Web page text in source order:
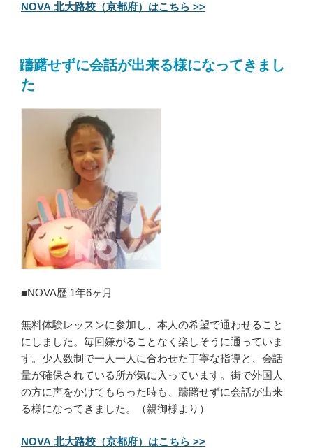
NOVA 北大路校（京都府）はこちら >>
躊躇せずに会話が出来る様になってきまし
た
■NOVA歴 1年6ヶ月
無料体験レッスンに参加し、本人の希望で通わせること
にしました。毎回嫌がることなく楽しそうに通っていま
す。少人数制で一人一人に合わせた丁寧な指導と、会話
量が確保されている所が気に入っています。街で外国人
の方に声をかけてもらった時も、躊躇せずに会話が出来
る様になってきました。（親御様より）
NOVA 北大路校（京都府）はこちら >>